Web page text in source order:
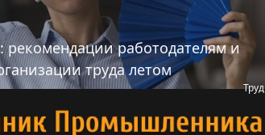
работодателям и
труда летом
Труд